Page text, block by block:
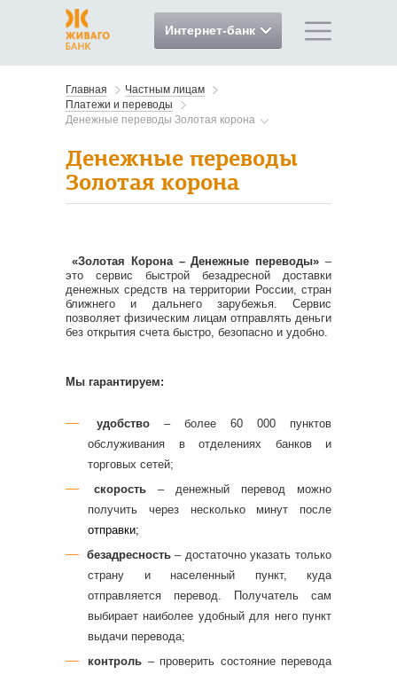
Интернет-банк
Главная
Частным лицам
Платежи и переводы
Денежные переводы Золотая корона
Денежные переводы
Золотая корона
«Золотая Корона – Денежные переводы» –
это сервис быстрой безадресной доставки
денежных средств на территории России, стран
ближнего и дальнего зарубежья. Сервис
позволяет физическим лицам отправлять деньги
без открытия счета быстро, безопасно и удобно.
Мы гарантируем:
удобство – более 60 000 пунктов
обслуживания в отделениях банков и
торговых сетей;
скорость – денежный перевод можно
получить через несколько минут после
отправки;
безадресность– достаточно указатьтолько
страну и населенный пункт, куда
отправляется перевод. Получатель сам
выбирает наиболее удобный для него пункт
выдачи перевода;
контроль – проверить состояние перевода